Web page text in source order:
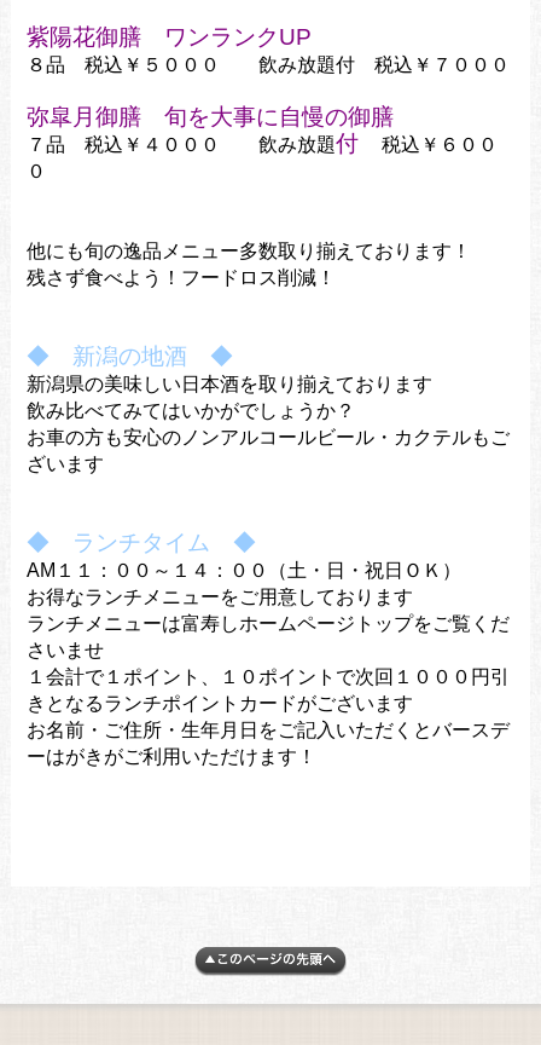
紫陽花御膳 ワンランクUP
８品 税込￥５０００ 飲み放題付 税込￥７０００
弥皐月御膳 旬を大事に自慢の御膳
７品 税込￥４０００ 飲み放題付 税込￥６００
０
他にも旬の逸品メニュー多数取り揃えております！
残さず食べよう！フードロス削減！
◆ 新潟の地酒 ◆
新潟県の美味しい日本酒を取り揃えております
飲み比べてみてはいかがでしょうか？
お車の方も安心のノンアルコールビール・カクテルもご
ざいます
◆ ランチタイム ◆
AM１１：００～１４：００（土・日・祝日ＯＫ）
お得なランチメニューをご用意しております
ランチメニューは富寿しホームページトップをご覧くだ
さいませ
１会計で１ポイント、１０ポイントで次回１０００円引
きとなるランチポイントカードがございます
お名前・ご住所・生年月日をご記入いただくとバースデ
ーはがきがご利用いただけます！